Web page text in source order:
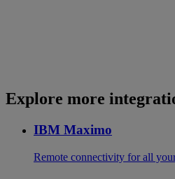
Explore more
IBM Maximo
Remote connectivity for all